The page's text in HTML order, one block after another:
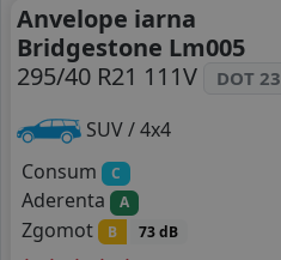
Anvelope iarna
Bridgestone Lm005
295/40 R21 111V
DOT 23
SUV / 4x4
Consum
C
Aderenta A
Zgomot B 73 dB